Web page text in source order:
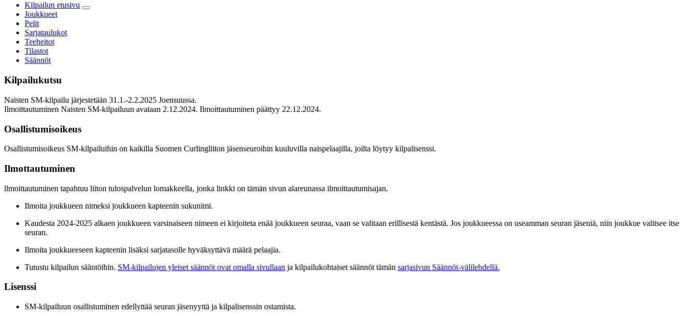
Kilpailun etusivu
Joukkueet
Pelit
Sarjataulukot
Teeheitot
Tilastot
Säännöt
Kilpailukutsu
Naisten SM-kilpailu järjestetään 31.1.-2.2.2025 Joensuussa.
Ilmoittautuminen Naisten SM-kilpailuun avataan 2.12.2024. Ilmoittautuminen päättyy 22.12.2024.
Osallistumisoikeus
Osallistumisoikeus SM-kilpailuihin on kaikilla Suomen Curlingliiton jäsenseuroihin kuuluvilla naispelaajilla, joilta löytyy kilpalisenssi.
Ilmottautuminen
llmoittautuminen tapahtuu liiton tulospalvelun lomakkeella, jonka linkki on tämän sivun alareunassa ilmoittautumisajan.
Ilmoita joukkueen nimeksi joukkueen kapteenin sukunimi.
Kaudesta 2024-2025 alkaen joukkueen varsinaiseen nimeen ei kirjoiteta enää joukkueen seuraa, vaan se valitaan erillisestä kentästä. Jos joukkueessa on useamman seuran jäseniä, niin joukkue valitsee itse
seuran.
Ilmoita joukkueeseen kapteenin lisäksi sarjatasolle hyväksyttävä määrä pelaajia.
Tutustu kilpailun sääntöihin. SM-kilpailujen yleiset säännöt ovat omalla sivullaan ja kilpailukohtaiset säännöt tämän sarjasivun Säännöt-välilehdellä.
Lisenssi
SM-kilpailuun osallistuminen edellyttää seuran jäsenyyttä ja kilpalisenssin ostamista.